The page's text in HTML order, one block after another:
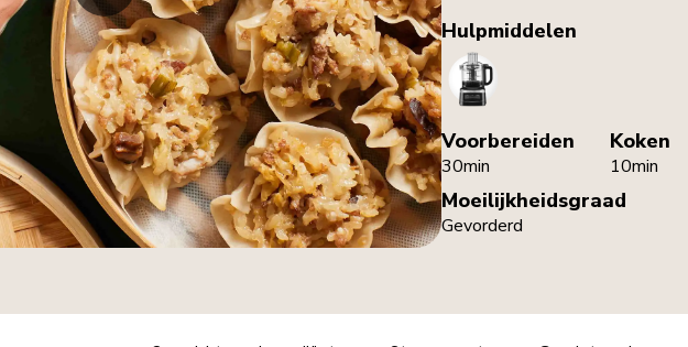
Hulpmiddelen
FoodProcessor
Voorbereiden
30min
Koken
10min
Moeilijkheidsgraad
Gevorderd